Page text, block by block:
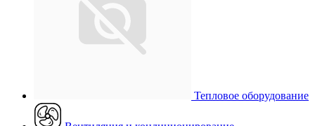
Тепловое оборудование